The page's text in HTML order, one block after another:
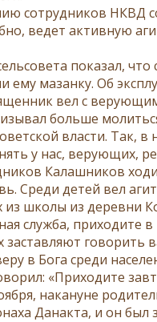
сотрудников НКВД
ведет активную
показал,
ему мазанку. Об
вел с
больше
власти. Так, в
у нас, верующих,
Калашников
Среди детей вел
школы из деревни
служба, приходите
говорить
в Бога среди
«Приходите
накануне
Данакта, и он